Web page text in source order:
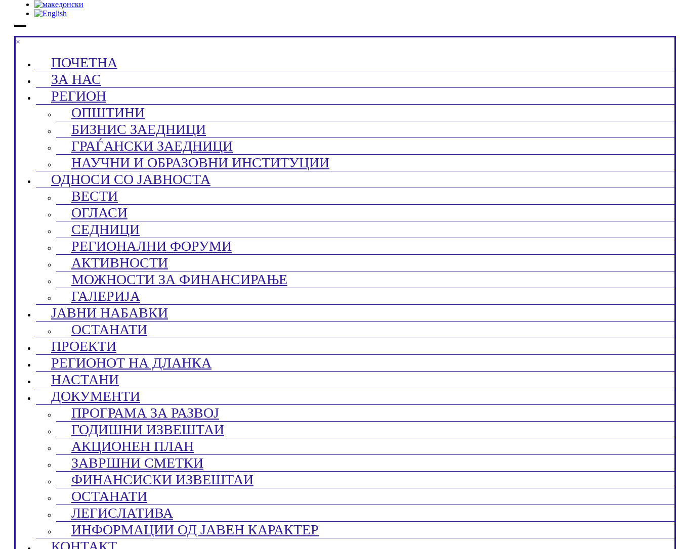
×
ПОЧЕТНА
ЗА НАС
РЕГИОН
ОПШТИНИ
БИЗНИС ЗАЕДНИЦИ
ГРАЃАНСКИ ЗАЕДНИЦИ
НАУЧНИ И ОБРАЗОВНИ ИНСТИТУЦИИ
ОДНОСИ СО ЈАВНОСТА
ВЕСТИ
ОГЛАСИ
СЕДНИЦИ
РЕГИОНАЛНИ ФОРУМИ
АКТИВНОСТИ
МОЖНОСТИ ЗА ФИНАНСИРАЊЕ
ГАЛЕРИЈА
ЈАВНИ НАБАВКИ
ОСТАНАТИ
ПРОЕКТИ
РЕГИОНОТ НА ДЛАНКА
НАСТАНИ
ДОКУМЕНТИ
ПРОГРАМА ЗА РАЗВОЈ
ГОДИШНИ ИЗВЕШТАИ
АКЦИОНЕН ПЛАН
ЗАВРШНИ СМЕТКИ
ФИНАНСИСКИ ИЗВЕШТАИ
ОСТАНАТИ
ЛЕГИСЛАТИВА
ИНФОРМАЦИИ ОД ЈАВЕН КАРАКТЕР